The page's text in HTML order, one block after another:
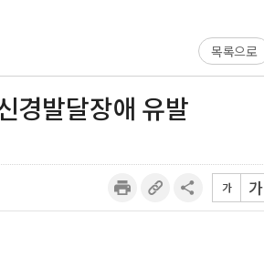
목록으로
경발달장애 유발
가 가